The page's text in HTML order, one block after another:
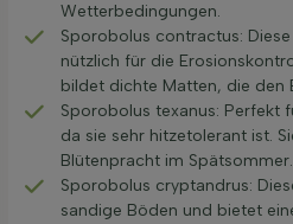
Wetterbedingungen.
Sporobolus contractus:
nützlich für die
bildet dichte Matten, die den
Sporobolus texanus: Perfekt
da sie sehr hitzetolerant ist.
Blütenpracht im Spätsommer.
Sporobolus cryptandrus:
sandige Böden und bietet